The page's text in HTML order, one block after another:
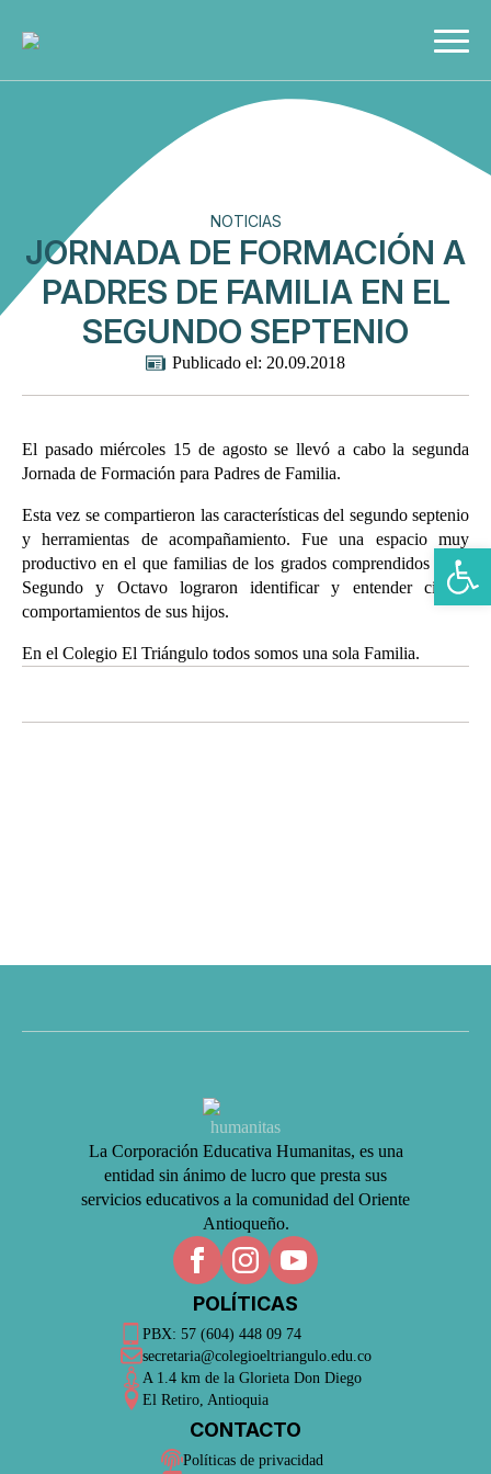
Abrir
NOTICIAS
JORNADA DE FORMACIÓN A
PADRES DE FAMILIA EN EL
SEGUNDO SEPTENIO
Publicado el: 20.09.2018
El pasado miércoles 15 de agosto se llevó a cabo la segunda
Jornada de Formación para Padres de Familia.
Esta vez se compartieron las características del segundo septenio
y herramientas de acompañamiento. Fue una espacio muy
productivo en el que familias de los grados comprendidos entre
Segundo y Octavo lograron identificar y entender ciertos
comportamientos de sus hijos.
En el Colegio El Triángulo todos somos una sola Familia.
La Corporación Educativa Humanitas, es una
entidad sin ánimo de lucro que presta sus
servicios educativos a la comunidad del Oriente
Antioqueño.
POLÍTICAS
PBX: 57 (604) 448 09 74
secretaria@colegioeltriangulo.edu.co
A 1.4 km de la Glorieta Don Diego
El Retiro, Antioquia
CONTACTO
Políticas de privacidad